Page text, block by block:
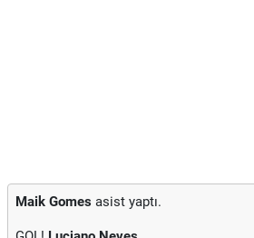
Maik Gomes asist yaptı.